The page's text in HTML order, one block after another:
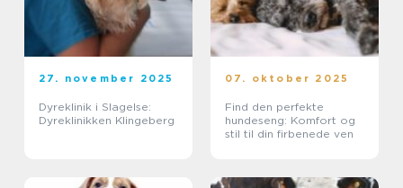
27. november 2025
Dyreklinik i Slagelse:
Dyreklinikken Klingeberg
07. oktober 2025
Find den perfekte
hundeseng: Komfort og
stil til din firbenede ven